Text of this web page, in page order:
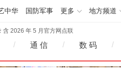
中华 国防军事 更多 地方频道
24年老牌律所用结果说
含 2026 年 5 月官方网点联
点｜实地核验 + 地址电话全
家24年老牌律所用结果说
/ 通 信 / 数 码 /